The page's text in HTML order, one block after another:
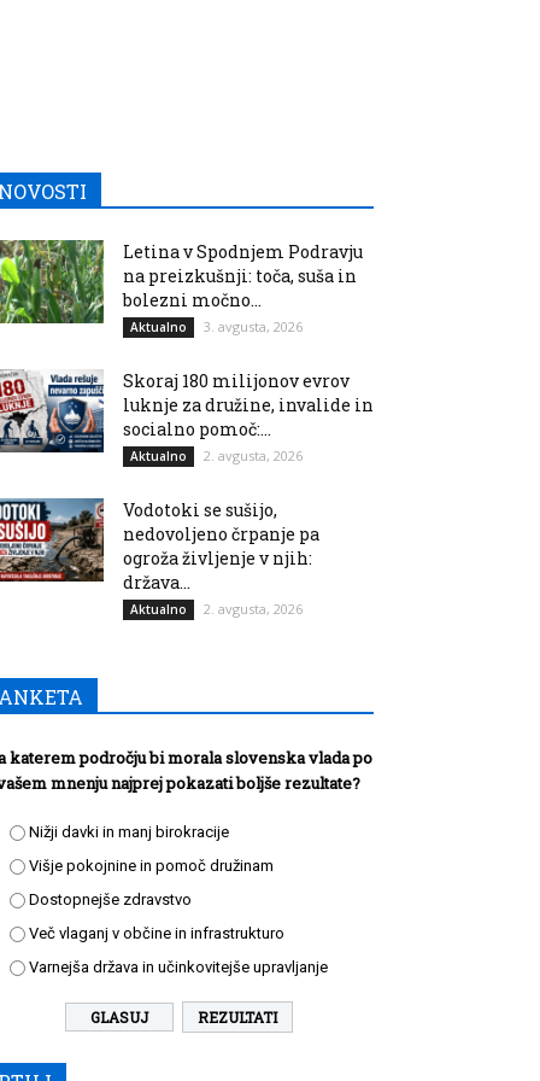
Letina v Spodnjem Podravju
na preizkušnji: toča, suša in
bolezni močno...
Aktualno 3. avgusta, 2026
Skoraj 180 milijonov evrov
luknje za družine, invalide in
socialno pomoč:...
Aktualno 2. avgusta, 2026
Vodotoki se sušijo,
nedovoljeno črpanje pa
ogroža življenje v njih:
država...
Aktualno 2. avgusta, 2026
katerem področju bi morala slovenska vlada po
mnenju najprej pokazati boljše rezultate?
Nižji davki in manj birokracije
Višje pokojnine in pomoč družinam
Dostopnejše zdravstvo
Več vlaganj v občine in infrastrukturo
Varnejša država in učinkovitejše upravljanje
REZULTATI